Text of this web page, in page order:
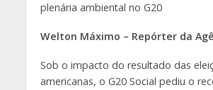
plenária ambiental no G20
Welton Máximo – Repórter da
Sob o impacto do resultado das
americanas, o G20 Social pediu o